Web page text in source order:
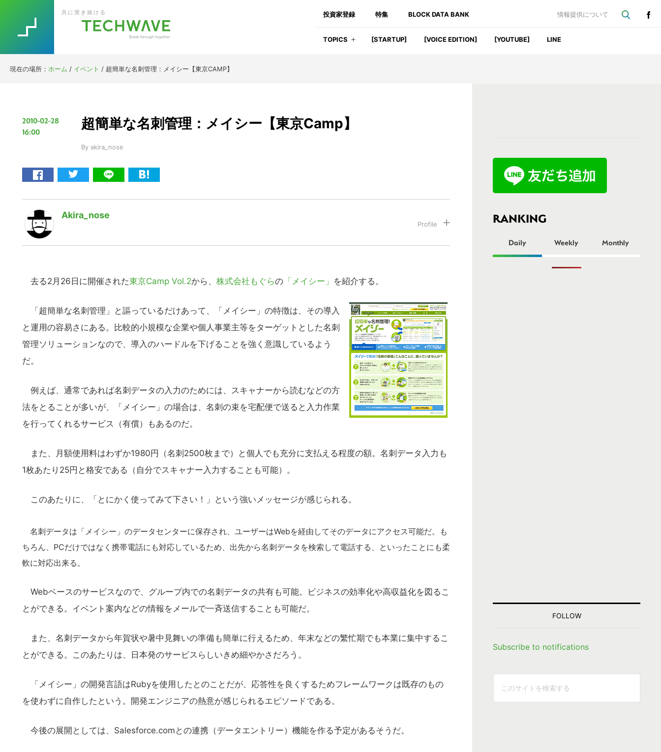
to
primary
to
main
to
primary
to
footer
投資家登録 特集 BLOCK DATA BANK 情報提供について
共に突き抜ける
TOPICS [STARTUP] [VOICE EDITION] [YOUTUBE] LINE
現在の場所： ホーム / イベント / 超簡単な名刺管理：メイシー【東京CAMP】
2010-02-28
16:00
超簡単な名刺管理：メイシー【東京Camp】
By akira_nose
Akira_nose
去る2月26日に開催された東京Camp Vol.2から、 株式会社もぐらの 「メイシー」 を紹介する。
「超簡単な名刺管理」と謳っているだけあって、「メイシー」の特徴は、その導入
と運用の容易さにある。比較的小規模な企業や個人事業主等をターゲットとした名刺
管理ソリューションなので、導入のハードルを下げることを強く意識しているよう
だ。
例えば、通常であれば名刺データの入力のためには、スキャナーから読むなどの方
法をとることが多いが、「メイシー」の場合は、名刺の束を宅配便で送ると入力作業
を行ってくれるサービス（有償）もあるのだ。
また、月額使用料はわずか1980円（名刺2500枚まで）と個人でも充分に支払える程度の額。名刺データ入力も
1枚あたり25円と格安である（自分でスキャナー入力することも可能）。
このあたりに、「とにかく使ってみて下さい！」という強いメッセージが感じられる。
名刺データは「メイシー」のデータセンターに保存され、ユーザーはWebを経由してそのデータにアクセス可能だ。も
ちろん、PCだけではなく携帯電話にも対応しているため、出先から名刺データを検索して電話する、といったことにも柔
軟に対応出来る。
Webベースのサービスなので、グループ内での名刺データの共有も可能。ビジネスの効率化や高収益化を図るこ
とができる。イベント案内などの情報をメールで一斉送信することも可能だ。
また、名刺データから年賀状や暑中見舞いの準備も簡単に行えるため、年末などの繁忙期でも本業に集中するこ
とができる。このあたりは、日本発のサービスらしいきめ細やかさだろう。
「メイシー」の開発言語はRubyを使用したとのことだが、応答性を良くするためフレームワークは既存のもの
を使わずに自作したという。開発エンジニアの熱意が感じられるエピソードである。
今後の展開としては、Salesforce.comとの連携（データエントリー）機能を作る予定があるそうだ。
サ
イ
バ
RANKING
Daily Weekly Monthly
FOLLOW
Subscribe to notifications